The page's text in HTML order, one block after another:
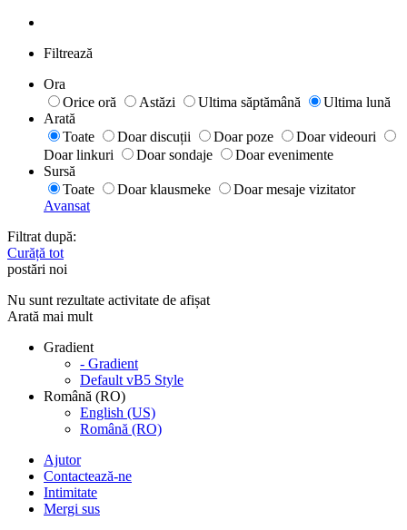
Filtrează
Ora
Orice oră
Astăzi Ultima săptămână
Ultima lună
Arată
Toate
Doar discuții Doar poze
Doar videouri
Doar linkuri
Doar sondaje
Doar evenimente
Sursă
Toate
Doar klausmeke
Doar mesaje vizitator
Avansat
Filtrat după:
Curăță tot
postări noi
Nu sunt rezultate activitate de afișat
Arată mai mult
Gradient
- Gradient
Default vB5 Style
Română (RO)
English (US)
Română (RO)
Ajutor
Contactează-ne
Intimitate
Mergi sus